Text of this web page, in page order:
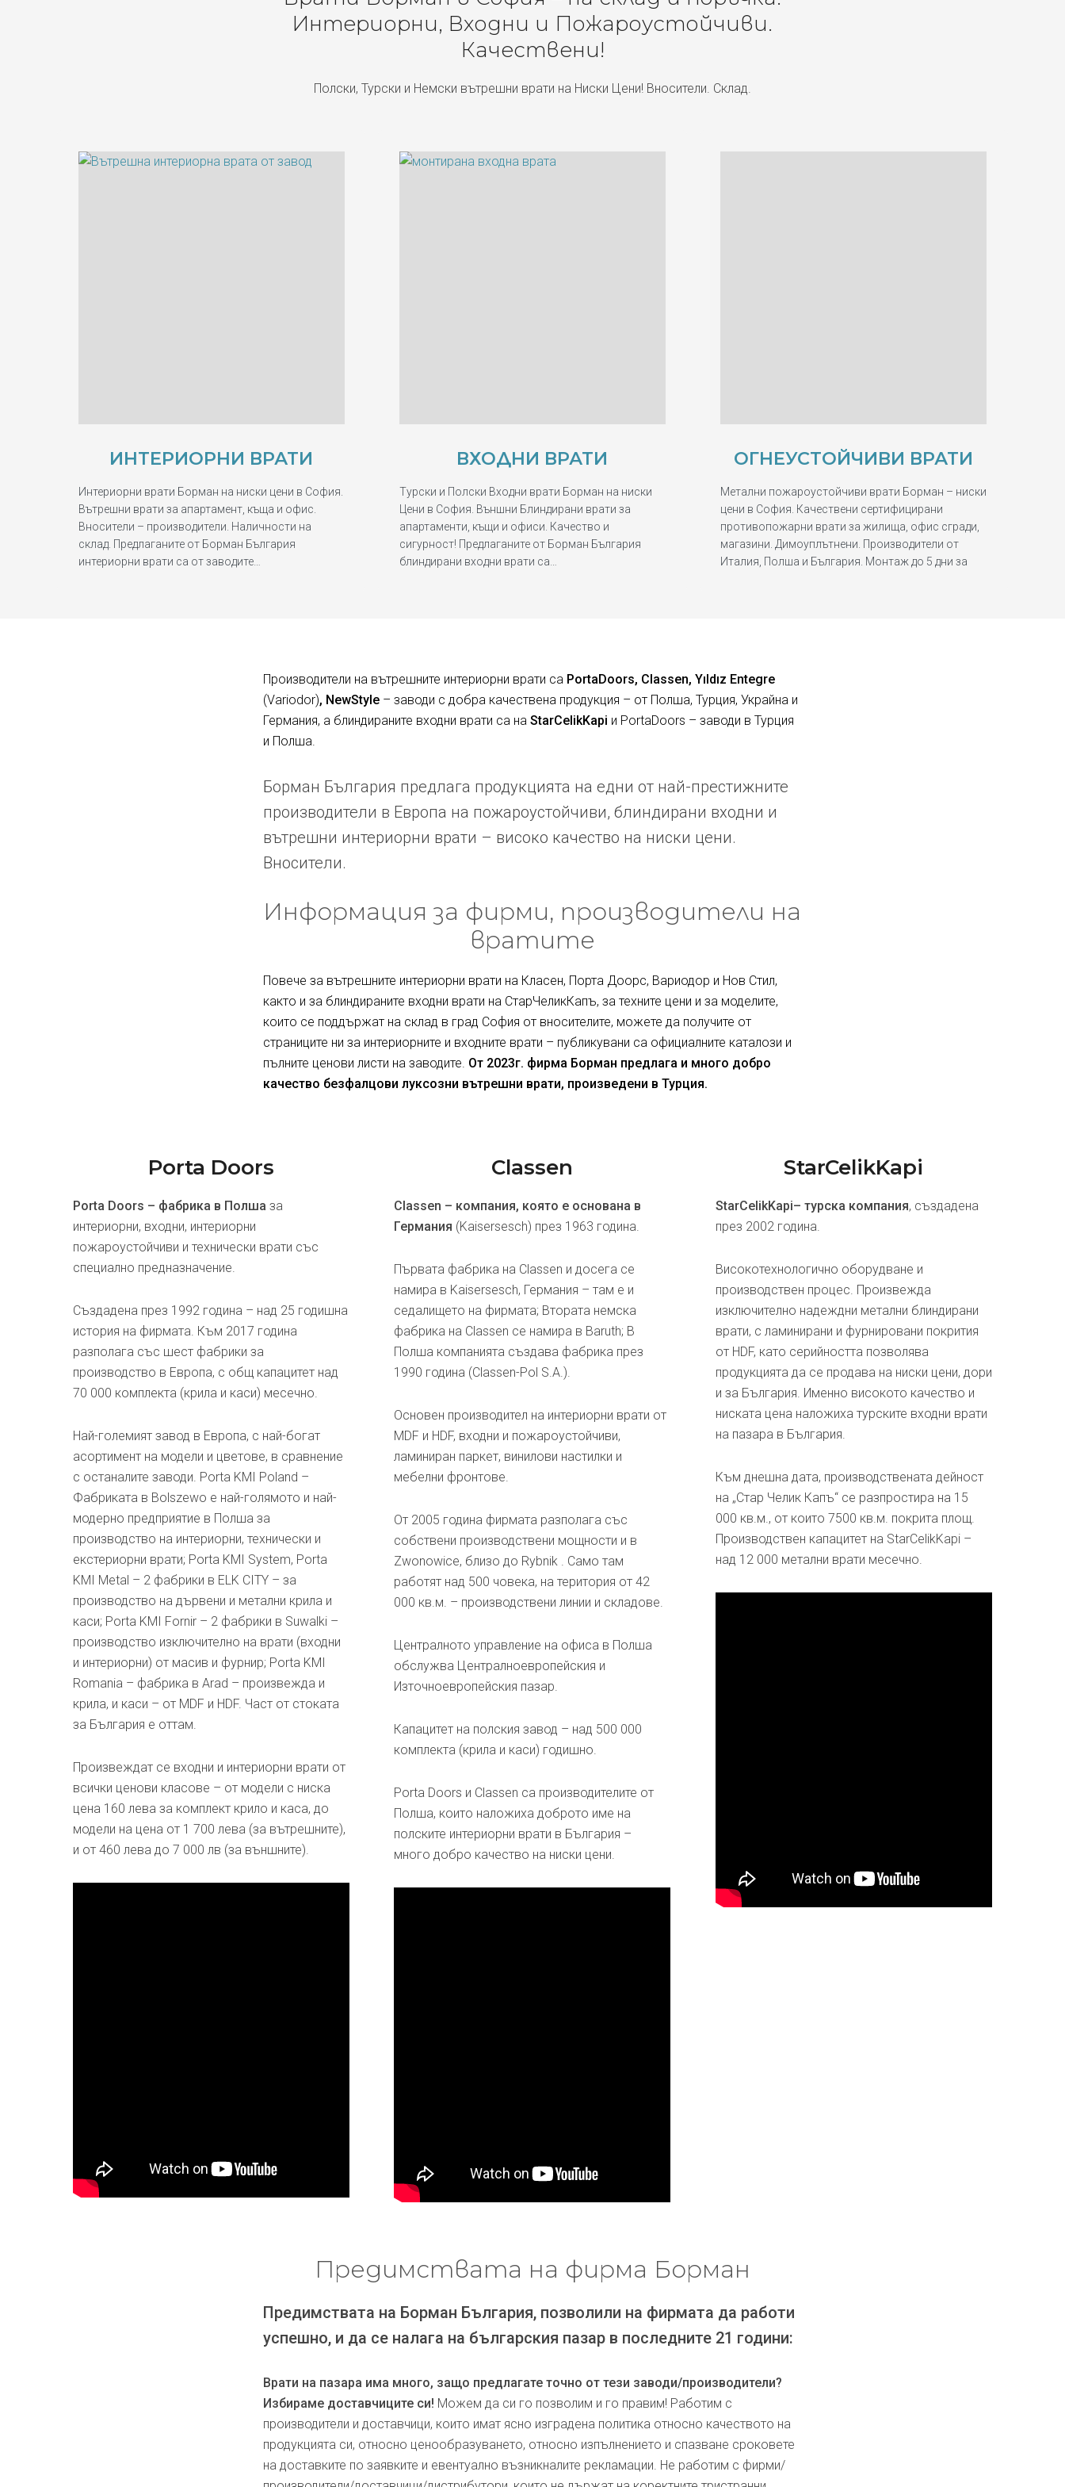
Интериорни, Входни и Пожароустойчиви.
Качествени!
Полски, Турски и Немски вътрешни врати на Ниски Цени! Вносители. Склад.
ИНТЕРИОРНИ ВРАТИ
Интериорни врати Борман на ниски цени в София.
Вътрешни врати за апартамент, къща и офис.
Вносители – производители. Наличности на
склад. Предлаганите от Борман България
интериорни врати са от заводите…
ВХОДНИ ВРАТИ
Турски и Полски Входни врати Борман на ниски
Цени в София. Външни Блиндирани врати за
апартаменти, къщи и офиси. Качество и
сигурност! Предлаганите от Борман България
блиндирани входни врати са…
ОГНЕУСТОЙЧИВИ ВРАТИ
Метални пожароустойчиви врати Борман – ниски
цени в София. Качествени сертифицирани
противопожарни врати за жилища, офис сгради,
магазини. Димоуплътнени. Производители от
Италия, Полша и България. Монтаж до 5 дни за
Производители на вътрешните интериорни врати са PortaDoors, Classen, Yıldız Entegre
(Variodor), NewStyle– заводи с добра качествена продукция – от Полша, Турция, Украйна и
Германия, а блиндираните входни врати са на StarCelikKapi и PortaDoors – заводи в Турция
и Полша.
Борман България предлага продукцията на едни от най-престижните
производители в Европа на пожароустойчиви, блиндирани входни и
вътрешни интериорни врати – високо качество на ниски цени.
Вносители.
Информация за фирми, производители на
вратите
Повече за вътрешните интериорни врати на Класен, Порта Доорс, Вариодор и Нов Стил,
както и за блиндираните входни врати на СтарЧеликКапъ, за техните цени и за моделите,
които се поддържат на склад в град София от вносителите, можете да получите от
страниците ни за интериорните и входните врати – публикувани са официалните каталози и
пълните ценови листи на заводите. От 2023г. фирма Борман предлага и много добро
качество безфалцови луксозни вътрешни врати, произведени в Турция.
Porta Doors
Porta Doors – фабрика в Полша за
интериорни, входни, интериорни
пожароустойчиви и технически врати със
специално предназначение.
Създадена през 1992 година – над 25 годишна
история на фирмата. Към 2017 година
разполага със шест фабрики за
производство в Европа, с общ капацитет над
70 000 комплекта (крила и каси) месечно.
Най-големият завод в Европа, с най-богат
асортимент на модели и цветове, в сравнение
с останалите заводи. Porta KMI Poland –
Фабриката в Bolszewo е най-голямото и най-
модерно предприятие в Полша за
производство на интериорни, технически и
екстериорни врати; Porta KMI System, Porta
KMI Metal – 2 фабрики в ELK CITY – за
производство на дървени и метални крила и
каси; Porta KMI Fornir – 2 фабрики в Suwalki –
производство изключително на врати (входни
и интериорни) от масив и фурнир; Porta KMI
Romania – фабрика в Arad – произвежда и
крила, и каси – от MDF и HDF. Част от стоката
за България е оттам.
Произвеждат се входни и интериорни врати от
всички ценови класове – от модели с ниска
цена 160 лева за комплект крило и каса, до
модели на цена от 1 700 лева (за вътрешните),
и от 460 лева до 7 000 лв (за външните).
Classen
Classen – компания, която е основана в
Германия (Kaisersesch) през 1963 година.
Първата фабрика на Classen и досега се
намира в Kaisersesch, Германия – там е и
седалището на фирмата; Втората немска
фабрика на Classen се намира в Baruth; В
Полша компанията създава фабрика през
1990 година (Classen-Pol S.A.).
Основен производител на интериорни врати от
MDF и HDF, входни и пожароустойчиви,
ламиниран паркет, винилови настилки и
мебелни фронтове.
От 2005 година фирмата разполага със
собствени производствени мощности и в
Zwonowice, близо до Rybnik . Само там
работят над 500 човека, на територия от 42
000 кв.м. – производствени линии и складове.
Централното управление на офиса в Полша
обслужва Централноевропейския и
Източноевропейския пазар.
Капацитет на полския завод – над 500 000
комплекта (крила и каси) годишно.
Porta Doors и Classen са производителите от
Полша, които наложиха доброто име на
полските интериорни врати в България –
много добро качество на ниски цени.
StarCelikKapi
StarCelikKapi– турска компания, създадена
през 2002 година.
Високотехнологично оборудване и
производствен процес. Произвежда
изключително надеждни метални блиндирани
врати, с ламинирани и фурнировани покрития
от HDF, като серийността позволява
продукцията да се продава на ниски цени, дори
и за България. Именно високото качество и
ниската цена наложиха турските входни врати
на пазара в България.
Към днешна дата, производствената дейност
на „Стар Челик Капъ“ се разпростира на 15
000 кв.м., от които 7500 кв.м. покрита площ.
Производствен капацитет на StarCelikKapi –
над 12 000 метални врати месечно.
Предимствата на фирма Борман
Предимствата на Борман България, позволили на фирмата да работи
успешно, и да се налага на българския пазар в последните 21 години:
Врати на пазара има много, защо предлагате точно от тези заводи/производители?
Избираме доставчиците си! Можем да си го позволим и го правим! Работим с
производители и доставчици, които имат ясно изградена политика относно качеството на
продукцията си, относно ценообразуването, относно изпълнението и спазване сроковете
на доставките по заявките и евентуално възникналите рекламации. Не работим с фирми/